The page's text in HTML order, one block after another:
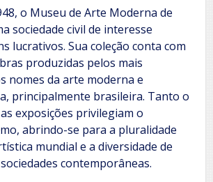
o Museu de Arte Moderna de
sociedade civil de interesse
lucrativos. Sua coleção conta com
produzidas pelos mais
nomes da arte moderna e
principalmente brasileira. Tanto o
exposições privilegiam o
abrindo-se para a pluralidade
mundial e a diversidade de
contemporâneas.